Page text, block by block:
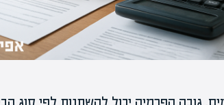
גובה הפרמיה יכול להשתנות לפי סוג